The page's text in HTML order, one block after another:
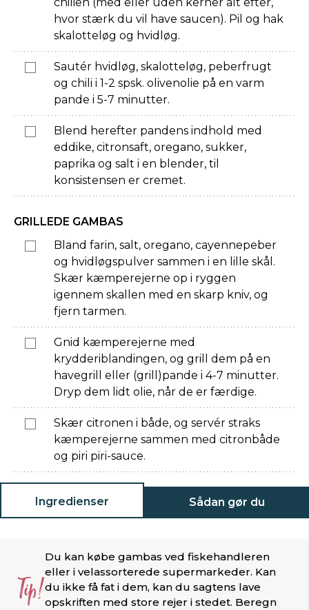
hvor stærk du vil have saucen). Pil og hak
skalotteløg og hvidløg.
Sautér hvidløg, skalotteløg, peberfrugt
og chili i 1-2 spsk. olivenolie på en varm
pande i 5-7 minutter.
Blend herefter pandens indhold med
eddike, citronsaft, oregano, sukker,
paprika og salt i en blender, til
konsistensen er cremet.
GRILLEDE GAMBAS
Bland farin, salt, oregano, cayennepeber
og hvidløgspulver sammen i en lille skål.
Skær kæmperejerne op i ryggen
igennem skallen med en skarp kniv, og
fjern tarmen.
Gnid kæmperejerne med
krydderiblandingen, og grill dem på en
havegrill eller (grill)pande i 4-7 minutter.
Dryp dem lidt olie, når de er færdige.
Skær citronen i både, og servér straks
kæmperejerne sammen med citronbåde
og piri piri-sauce.
Ingredienser Sådan gør du
Tip!
Du kan købe gambas ved fiskehandleren
eller i velassorterede supermarkeder. Kan
du ikke få fat i dem, kan du sagtens lave
opskriften med store rejer i stedet. Beregn